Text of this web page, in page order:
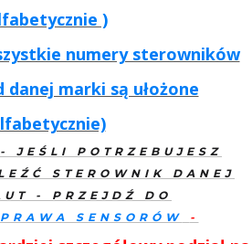
)
numery sterowników
danej marki są ułożone
POTRZEBUJESZ
STEROWNIK DANEJ
- PRZEJDŹ DO
SENSORÓW -